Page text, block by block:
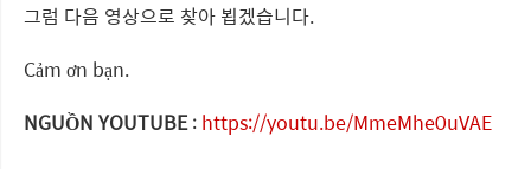
그럼 다음 영상으로 찾아 뵙겠습니다.
Cảm ơn bạn.
NGUỒN YOUTUBE: https://youtu.be/MmeMhe0uVAE